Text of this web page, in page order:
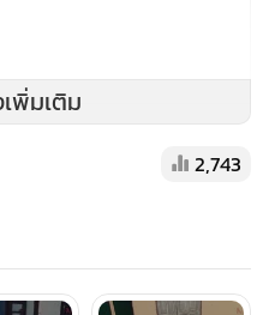
.ที่ผ่านมา ก็เคยเกิดเหตุคนนำ
เองหรือแสวงเครื่องโยนใส่หอ
ให้มีรถจักรยานยนต์ได้รับ
บบาดเจ็บ จากนั้นในเวลา
สียงระเบิดดังขึ้นในลักษณะ
พิ่มเติม
2,743